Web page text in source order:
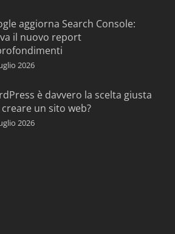
aggiorna Search Console:
il nuovo report
2026
è davvero la scelta giusta
un sito web?
2026